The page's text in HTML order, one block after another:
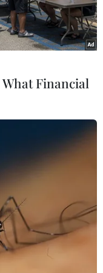
Trần Quang Khải,
dụng
khí Việt Nam
9/10, giá
Financial